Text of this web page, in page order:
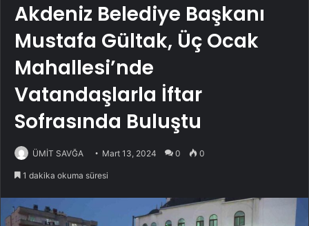
Akdeniz Belediye Başkanı
Mustafa Gültak, Üç Ocak
Mahallesi’nde
Vatandaşlarla İftar
Sofrasında Buluştu
ÜMİT SAVĞA Mart 13, 2024 0 0
1 dakika okuma süresi